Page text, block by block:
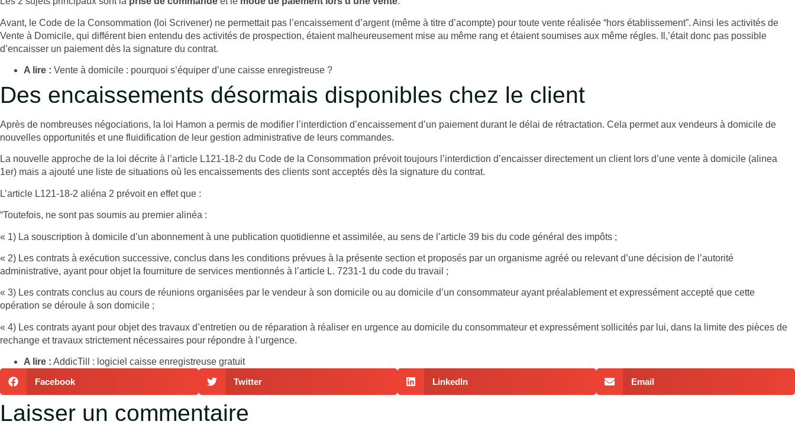
Avant, le Code de la Consommation (loi Scrivener) ne permettait pas l’encaissement d’argent (même à titre d’acompte) pour toute vente réalisée “hors établissement”. Ainsi les activités de
Vente à Domicile, qui différent bien entendu des activités de prospection, étaient malheureusement mise au même rang et étaient soumises aux même régles. Il,’était donc pas possible
d’encaisser un paiement dès la signature du contrat.
A lire : Vente à domicile : pourquoi s’équiper d’une caisse enregistreuse ?
Des encaissements désormais disponibles chez le client
Après de nombreuses négociations, la loi Hamon a permis de modifier l’interdiction d’encaissement d’un paiement durant le délai de rétractation. Cela permet aux vendeurs à domicile de
nouvelles opportunités et une fluidification de leur gestion administrative de leurs commandes.
La nouvelle approche de la loi décrite à l’article L121-18-2 du Code de la Consommation prévoit toujours l’interdiction d’encaisser directement un client lors d’une vente à domicile (alinea
1er) mais a ajouté une liste de situations où les encaissements des clients sont acceptés dès la signature du contrat.
L’article L121-18-2 aliéna 2 prévoit en effet que :
“Toutefois, ne sont pas soumis au premier alinéa :
« 1) La souscription à domicile d’un abonnement à une publication quotidienne et assimilée, au sens de l’article 39 bis du code général des impôts ;
« 2) Les contrats à exécution successive, conclus dans les conditions prévues à la présente section et proposés par un organisme agréé ou relevant d’une décision de l’autorité
administrative, ayant pour objet la fourniture de services mentionnés à l’article L. 7231-1 du code du travail ;
« 3) Les contrats conclus au cours de réunions organisées par le vendeur à son domicile ou au domicile d’un consommateur ayant préalablement et expressément accepté que cette
opération se déroule à son domicile ;
« 4) Les contrats ayant pour objet des travaux d’entretien ou de réparation à réaliser en urgence au domicile du consommateur et expressément sollicités par lui, dans la limite des pièces de
rechange et travaux strictement nécessaires pour répondre à l’urgence.
A lire : AddicTill : logiciel caisse enregistreuse gratuit
Facebook
Twitter LinkedIn Email
Laisser un commentaire